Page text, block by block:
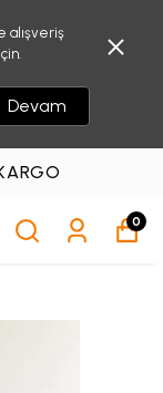
alışveriş
Devam
0